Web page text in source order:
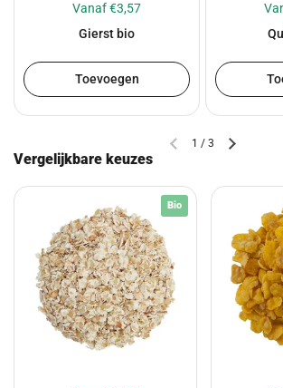
Vanaf €3,57
Gierst bio
Toevoegen
1 / 3
Vergelijkbare keuzes
Bio